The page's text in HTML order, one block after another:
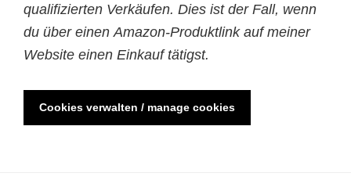
qualifizierten Verkäufen. Dies ist der Fall, wenn
du über einen Amazon-Produktlink auf meiner
Website einen Einkauf tätigst.
Cookies verwalten / manage cookies